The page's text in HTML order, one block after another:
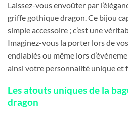
Laissez-vous envoûter par
griffe gothique dragon. Ce bijou
simple accessoire ; c’est une
Imaginez-vous la porter lors de
endiablés ou même lors
ainsi votre personnalité unique et
Les atouts uniques de la
dragon